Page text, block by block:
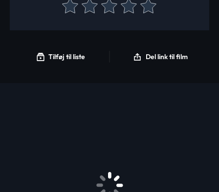
Tilføj til liste Del link til film